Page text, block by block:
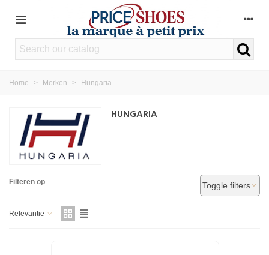
Home > Merken > Hungaria
HUNGARIA
Filteren op Toggle filters
Relevantie